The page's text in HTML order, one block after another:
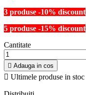
3 produse -10% discount
5 produse -15% discount
Cantitate
 Adauga in cos
 Ultimele produse in stoc